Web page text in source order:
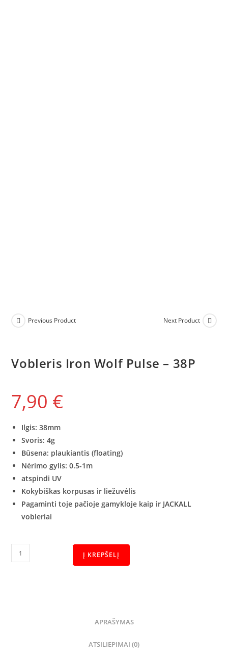
Previous Product Next Product
Vobleris Iron Wolf Pulse – 38P
7,90 €
Ilgis: 38mm
Svoris: 4g
Būsena: plaukiantis (floating)
Nėrimo gylis: 0.5-1m
atspindi UV
Kokybiškas korpusas ir liežuvėlis
Pagaminti toje pačioje gamykloje kaip ir JACKALL
vobleriai
Į KREPŠELĮ
APRAŠYMAS
ATSILIEPIMAI (0)